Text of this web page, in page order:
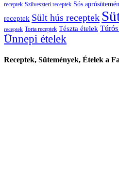
receptek Szilveszteri receptek Sós
receptek Sült hús receptek
receptek Torta receptek Tészta ételek
Ünnepi ételek
Receptek, Sütemények, Ételek a